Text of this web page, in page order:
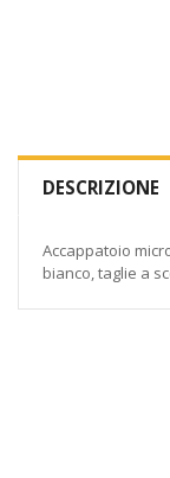
DESCRIZIONE
Accappatoio
bianco, taglie a